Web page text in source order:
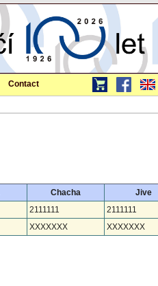
Contact
Chacha
Jive
2111111
2111111
XXXXXXX
XXXXXXX